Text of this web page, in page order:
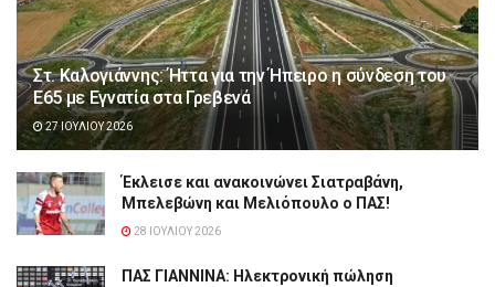
Στ. Καλογιάννης: Ήττα για την Ήπειρο η σύνδεση του
Ε65 με Εγνατία στα Γρεβενά
27 ΙΟΥΛΊΟΥ 2026
Έκλεισε και ανακοινώνει Σιατραβάνη,
Μπελεβώνη και Μελιόπουλο ο ΠΑΣ!
28 ΙΟΥΛΊΟΥ 2026
ΠΑΣ ΓΙΑΝΝΙΝΑ: Hλεκτρονική πώληση